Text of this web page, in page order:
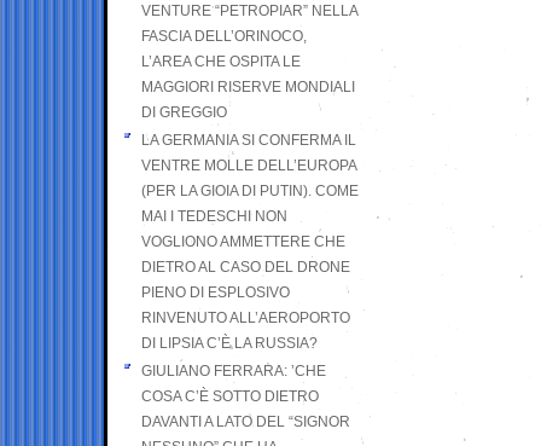
VENTURE “PETROPIAR” NELLA
FASCIA DELL’ORINOCO,
L’AREA CHE OSPITA LE
MAGGIORI RISERVE MONDIALI
DI GREGGIO
LA GERMANIA SI CONFERMA IL
VENTRE MOLLE DELL’EUROPA
(PER LA GIOIA DI PUTIN). COME
MAI I TEDESCHI NON
VOGLIONO AMMETTERE CHE
DIETRO AL CASO DEL DRONE
PIENO DI ESPLOSIVO
RINVENUTO ALL’AEROPORTO
DI LIPSIA C’È LA RUSSIA?
GIULIANO FERRARA: ’CHE
COSA C’È SOTTO DIETRO
DAVANTI A LATO DEL “SIGNOR